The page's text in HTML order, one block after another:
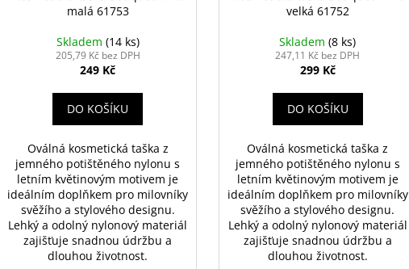
malá 61753
Skladem (14 ks)
205,79 Kč bez DPH
249 Kč
DO KOŠÍKU
Oválná kosmetická taška z
jemného potištěného nylonu s
letním květinovým motivem je
ideálním doplňkem pro milovníky
svěžího a stylového designu.
Lehký a odolný nylonový materiál
zajišťuje snadnou údržbu a
dlouhou životnost.
velká 61752
Skladem(8 ks)
247,11 Kč bez DPH
299 Kč
DO KOŠÍKU
Oválná kosmetická taška z
jemného potištěného nylonu s
letním květinovým motivem je
ideálním doplňkem pro milovníky
svěžího a stylového designu.
Lehký a odolný nylonový materiál
zajišťuje snadnou údržbu a
dlouhou životnost.